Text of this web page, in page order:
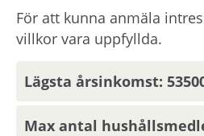
familjeuppgifter om dig,
medboende och eventuella
Observera att om
en helgdag eller en röd
För att kunna anmäla
villkor vara uppfyllda.
Lägsta årsinkomst:
Max antal